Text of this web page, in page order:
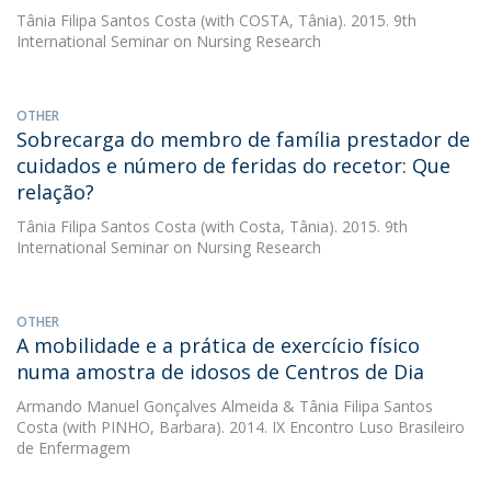
Tânia Filipa Santos Costa (with COSTA, Tânia). 2015. 9th
International Seminar on Nursing Research
OTHER
Sobrecarga do membro de família prestador de
cuidados e número de feridas do recetor: Que
relação?
Tânia Filipa Santos Costa (with Costa, Tânia). 2015. 9th
International Seminar on Nursing Research
OTHER
A mobilidade e a prática de exercício físico
numa amostra de idosos de Centros de Dia
Armando Manuel Gonçalves Almeida & Tânia Filipa Santos
Costa (with PINHO, Barbara). 2014. IX Encontro Luso Brasileiro
de Enfermagem